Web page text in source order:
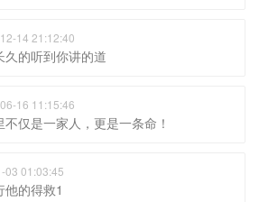
14 21:12:40
久的听到你讲的道
16 11:15:46
仅是一家人，更是一条命！
03 01:03:45
的得救1